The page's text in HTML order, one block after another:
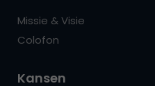
Missie & Visie
Colofon
Kansen